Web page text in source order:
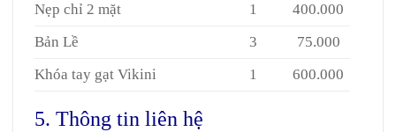
Nẹp chỉ 2 mặt 1
400.000
Bản Lề
3
75.000
Khóa tay gạt Vikini
1 600.000
5. Thông tin liên hệ